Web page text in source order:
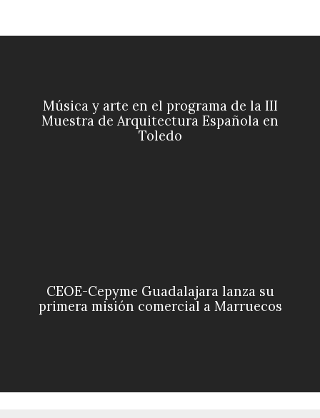
Música y arte en el programa de la III
Muestra de Arquitectura Española en
Toledo
CEOE-Cepyme Guadalajara lanza su
primera misión comercial a Marruecos